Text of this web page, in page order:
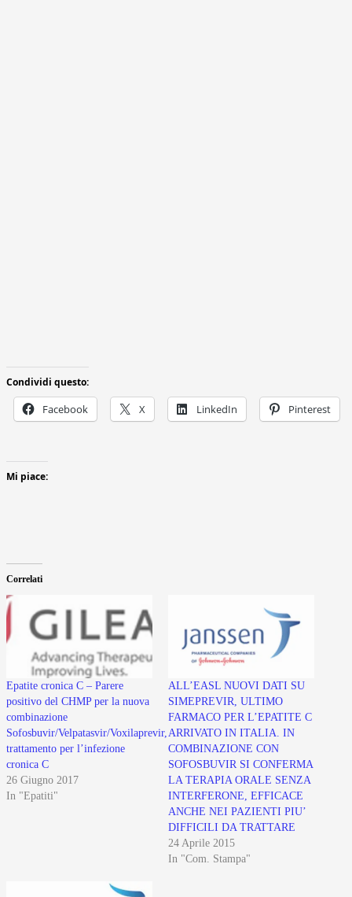
Condividi questo:
Facebook X LinkedIn Pinterest
Mi piace:
Correlati
Epatite cronica C – Parere
positivo del CHMP per la nuova
combinazione
Sofosbuvir/Velpatasvir/Voxilaprevir,
trattamento per l’infezione
cronica C
26 Giugno 2017
In "Epatiti"
ALL’EASL NUOVI DATI SU
SIMEPREVIR, ULTIMO
FARMACO PER L’EPATITE C
ARRIVATO IN ITALIA. IN
COMBINAZIONE CON
SOFOSBUVIR SI CONFERMA
LA TERAPIA ORALE SENZA
INTERFERONE, EFFICACE
ANCHE NEI PAZIENTI PIU’
DIFFICILI DA TRATTARE
24 Aprile 2015
In "Com. Stampa"